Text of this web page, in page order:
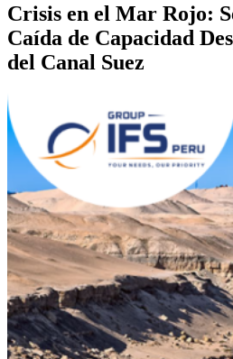
Crisis en el Mar Rojo:
Caída de Capacidad
del Canal Suez